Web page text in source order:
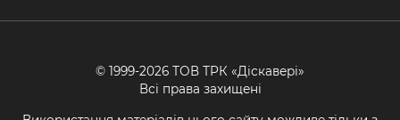
© 1999-2026 ТОВ ТРК «Діскавері»
Всі права захищені